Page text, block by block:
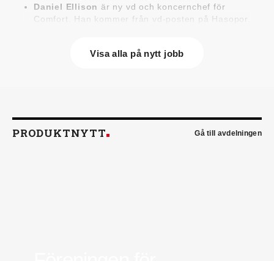
Daniel Ellison är ny vd och koncernchef för
Comfort. Han kommer från vd-posten på Hasopor.
var försäljningschef i Skandinavien.
Anastasia Anderssonär ny utvecklare av
försäljningsprocesser och produktägare på
Visa alla på nytt jobb
PRODUKTNYTT Gå till avdelningen